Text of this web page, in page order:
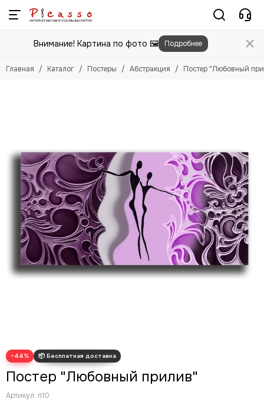
Постеры
Смотреть все товары
Этника
Техника
Для детей
Для мужчин
Игры
Фильмы, Мультфильмы
Спорт
Космос
Современные картины
Волк с Уолл Стрит
Внимание! Картина по фото 🖼️ Подробнее
Главная Каталог Постеры Абстракция Постер "Любовный
−44%
Постер "Любовный прилив"
Артикул: п10